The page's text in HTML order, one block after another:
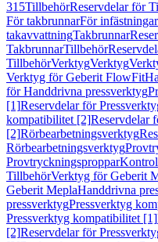
315TillbehörReservdelar för
För takbrunnarFör infästningar
takavvattningTakbrunnar
TakbrunnarTillbehör
TillbehörVerktygVerktyg
Verktyg för Geberit FlowFit
för Handdrivna pressverktyg
[1]Reservdelar för
kompatibilitet [2]Reservdelar
[2]Rörbearbetningsverktyg
Rörbearbetningsverktyg
Provtryckningsproppar
TillbehörVerktyg för Geberit
Geberit MeplaHanddrivna
pressverktygPressverktyg
Pressverktyg kompatibilitet [1]
[2]Reservdelar för